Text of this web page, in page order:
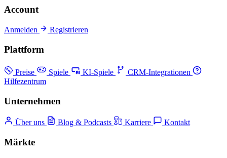
Account
Anmelden Registrieren
Plattform
Preise Spiele KI-Spiele
CRM-Integrationen
Hilfezentrum
Unternehmen
Über uns Blog & Podcasts Karriere Kontakt
Märkte